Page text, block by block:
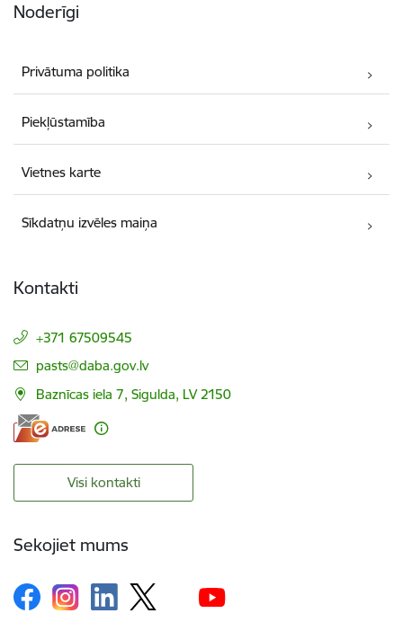
Noderīgi
Privātuma politika
Piekļūstamība
Vietnes karte
Sīkdatņu izvēles maiņa
Kontakti
+371 67509545
E-pasts:
pasts@daba.gov.lv
Baznīcas iela 7, Sigulda, LV 2150
Visi kontakti
Sekojiet mums